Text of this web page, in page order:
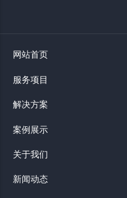
网站首页
服务项目
解决方案
案例展示
关于我们
新闻动态